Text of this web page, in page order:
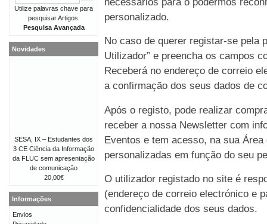
personalizado.
No caso de querer registar-se pela
Utilizador” e preencha os campos
Receberá no endereço de correio
a confirmação dos seus dados de
Após o registo, pode realizar
receber a nossa Newsletter com
Eventos e tem acesso, na sua
personalizadas em função do seu
O utilizador registado no site é
(endereço de correio electrónico e
confidencialidade dos seus dados.
Utilize palavras chave para
pesquisar Artigos.
Pesquisa Avançada
Novidades
SESA, IX – Estudantes dos
3 CE Ciência da Informação
da FLUC sem apresentação
de comunicação
20,00€
Informações
Envios